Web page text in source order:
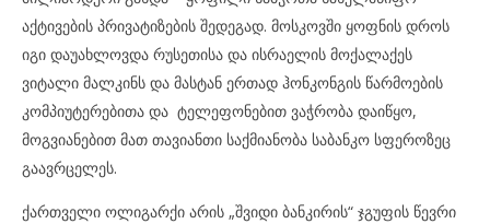
აქტივების პრივატიზების შედეგად. მოსკოვში ყოფნის დროს
იგი დაუახლოვდა რუსეთისა და ისრაელის მოქალაქეს
ვიტალი მალკინს და მასტან ერთად ჰონკონგის წარმოების
კომპიუტერებითა და ტელეფონებით ვაჭრობა დაიწყო,
მოგვიანებით მათ თავიანთი საქმიანობა საბანკო სფეროზეც
გაავრცელეს.
ქართველი ოლიგარქი არის „შვიდი ბანკირის“ ჯგუფის წევრი